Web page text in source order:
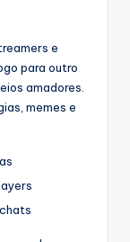
e
para outro
amadores.
memes e